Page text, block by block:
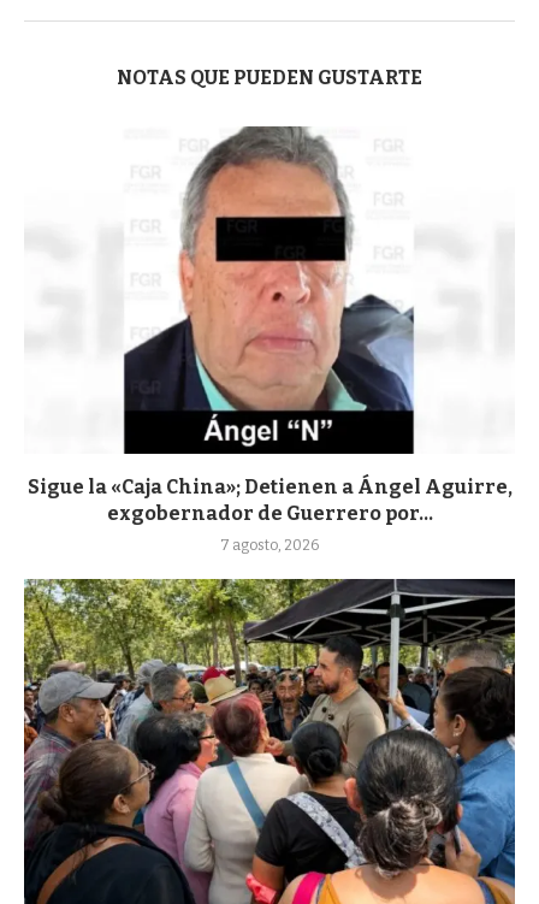
NOTAS QUE PUEDEN GUSTARTE
Sigue la «Caja China»; Detienen a Ángel Aguirre,
exgobernador de Guerrero por...
7 agosto, 2026